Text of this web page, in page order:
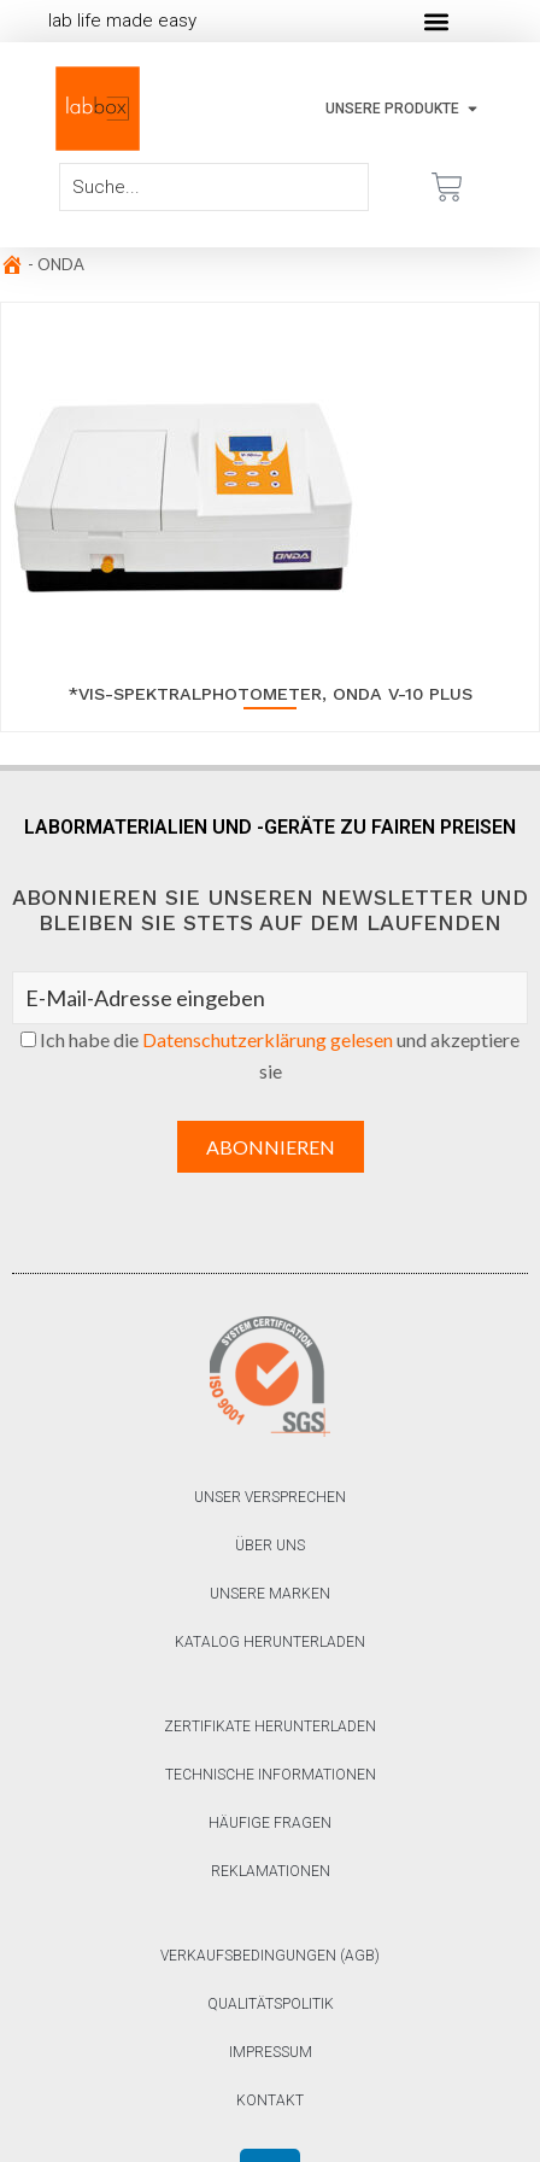
lab life made easy
UNSERE PRODUKTE
- ONDA
*VIS-SPEKTRALPHOTOMETER, ONDA V-10 PLUS
LABORMATERIALIEN UND -GERÄTE ZU FAIREN PREISEN
ABONNIEREN SIE UNSEREN NEWSLETTER UND
BLEIBEN SIE STETS AUF DEM LAUFENDEN
Ich habe die Datenschutzerklärung gelesenund akzeptiere
sie
UNSER VERSPRECHEN
ÜBER UNS
UNSERE MARKEN
KATALOG HERUNTERLADEN
ZERTIFIKATE HERUNTERLADEN
TECHNISCHE INFORMATIONEN
HÄUFIGE FRAGEN
REKLAMATIONEN
VERKAUFSBEDINGUNGEN (AGB)
QUALITÄTSPOLITIK
IMPRESSUM
KONTAKT